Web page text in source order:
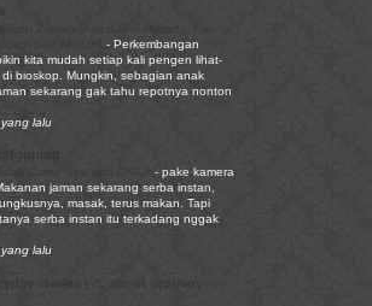
- Perkembangan
kita mudah setiap kali pengen lihat-
di bioskop. Mungkin, sebagian anak
sekarang gak tahu repotnya nonton
lalu
- pake kamera
jaman sekarang serba instan,
masak, terus makan. Tapi
serba instan itu terkadang nggak
lalu